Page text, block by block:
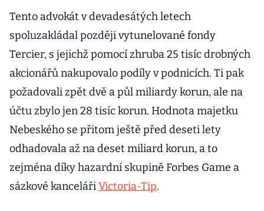
Tento advokát v devadesátých letech
spoluzakládal později vytunelované fondy
Tercier, s jejichž pomocí zhruba 25 tisíc drobných
akcionářů nakupovalo podíly v podnicích. Ti pak
požadovali zpět dvě a půl miliardy korun, ale na
účtu zbylo jen 28 tisíc korun. Hodnota majetku
Nebeského se přitom ještě před deseti lety
odhadovala až na deset miliard korun, a to
zejména díky hazardní skupině Forbes Game a
sázkové kancelářiVictoria-Tip.